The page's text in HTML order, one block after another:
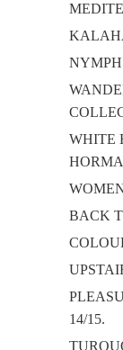
WHITE
BACK
14/15.